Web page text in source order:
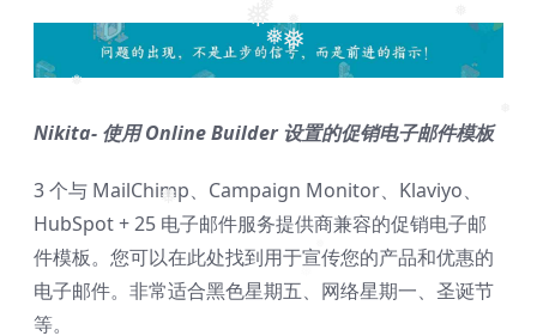
❅
❅
❅
❅
❅
❅
❅
Nikita- 使用 Online Builder 设置的促销电子邮件模板
3 个与 MailChimp、Campaign Monitor、Klaviyo、
HubSpot + 25 电子邮件服务提供商兼容的促销电子邮
件模板。您可以在此处找到用于宣传您的产品和优惠的
电子邮件。非常适合黑色星期五、网络星期一、圣诞节
等。